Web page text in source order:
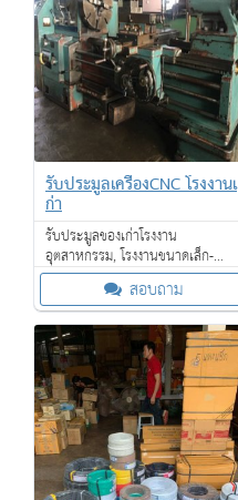
รับประมูลเครื่องCNC โรงงานเ
ก่า
รับประมูลของเก่าโรงงาน
อุตสาหกรรม, โรงงานขนาดเล็ก-
ขนาดใหญ่, โรงแรม, โรงงาน SME,
ร้านค้า รับซื้อเครื่องจักรเก่าขนาด
ใหญ่ให้ราคาดี
สอบถาม